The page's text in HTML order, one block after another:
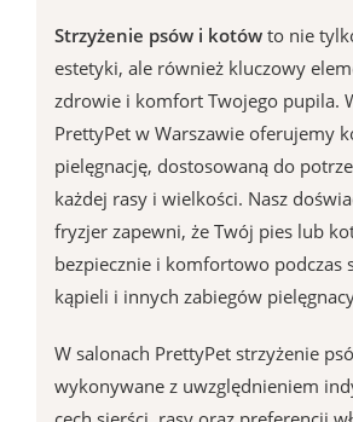
Strzyżenie psów i kotów to nie
estetyki, ale również kluczowy
zdrowie i komfort Twojego pupila.
PrettyPet w Warszawie oferujemy
pielęgnację, dostosowaną do
każdej rasy i wielkości. Nasz
fryzjer zapewni, że Twój pies lub
bezpiecznie i komfortowo podczas
kąpieli i innych zabiegów
W salonach PrettyPet strzyżenie
wykonywane z uwzględnieniem